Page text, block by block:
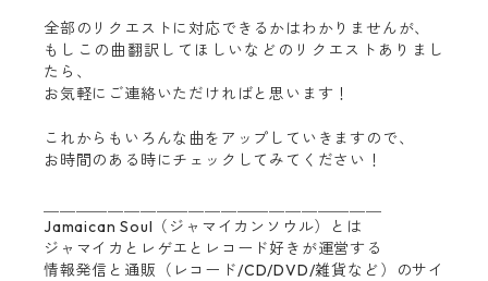
全部のリクエストに対応できるかはわかりませんが、
もしこの曲翻訳してほしいなどのリクエストありまし
たら、
お気軽にご連絡いただければと思います！
これからもいろんな曲をアップしていきますので、
お時間のある時にチェックしてみてください！
Jamaican Soul（ジャマイカンソウル）とは
ジャマイカとレゲエとレコード好きが運営する
情報発信と通販（レコード/CD/DVD/雑貨など）のサイ